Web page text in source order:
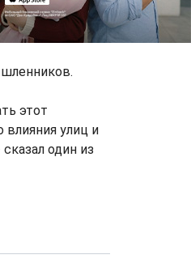
этот
улиц и
один из